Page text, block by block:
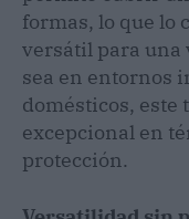
formas, lo que lo
versátil para una
sea en entornos
domésticos,
excepcional en
protección.